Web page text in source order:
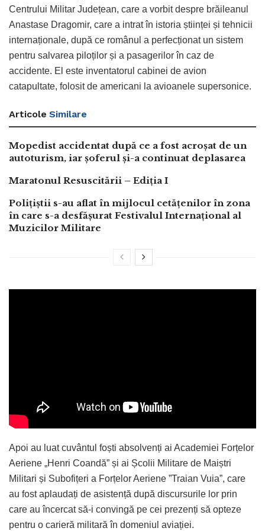
Centrului Militar Județean, care a vorbit despre brăileanul
Anastase Dragomir, care a intrat în istoria științei și tehnicii
internaționale, după ce românul a perfecționat un sistem
pentru salvarea piloților și a pasagerilor în caz de
accidente. El este inventatorul cabinei de avion
catapultate, folosit de americani la avioanele supersonice.
Articole Similare
Mopedist accidentat după ce a fost acroșat de un
autoturism, iar șoferul și-a continuat deplasarea
Maratonul Resuscitării – Ediția I
Polițiștii s-au aflat în mijlocul cetățenilor în zona
în care s-a desfășurat Festivalul Internațional al
Muzicilor Militare
Apoi au luat cuvântul foști absolvenți ai Academiei Forțelor
Aeriene „Henri Coandă” și ai Școlii Militare de Maiștri
Militari și Subofițeri a Forțelor Aeriene ”Traian Vuia”, care
au fost aplaudați de asistență după discursurile lor prin
care au încercat să-i convingă pe cei prezenți să opteze
pentru o carieră militară în domeniul aviației.